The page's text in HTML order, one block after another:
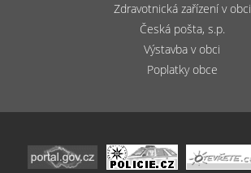
Zdravotnická zařízení v obci
Česká pošta, s.p.
Výstavba v obci
Poplatky obce